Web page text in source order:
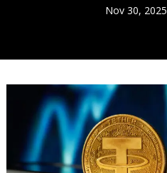
Nov 30, 2025